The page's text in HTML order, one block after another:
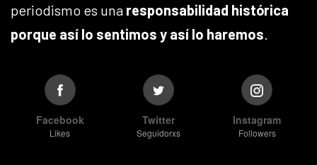
periodismo es una responsabilidad histórica
porque así lo sentimos y así lo haremos.
Facebook
Likes
Twitter
Seguidorxs
Instagram
Followers